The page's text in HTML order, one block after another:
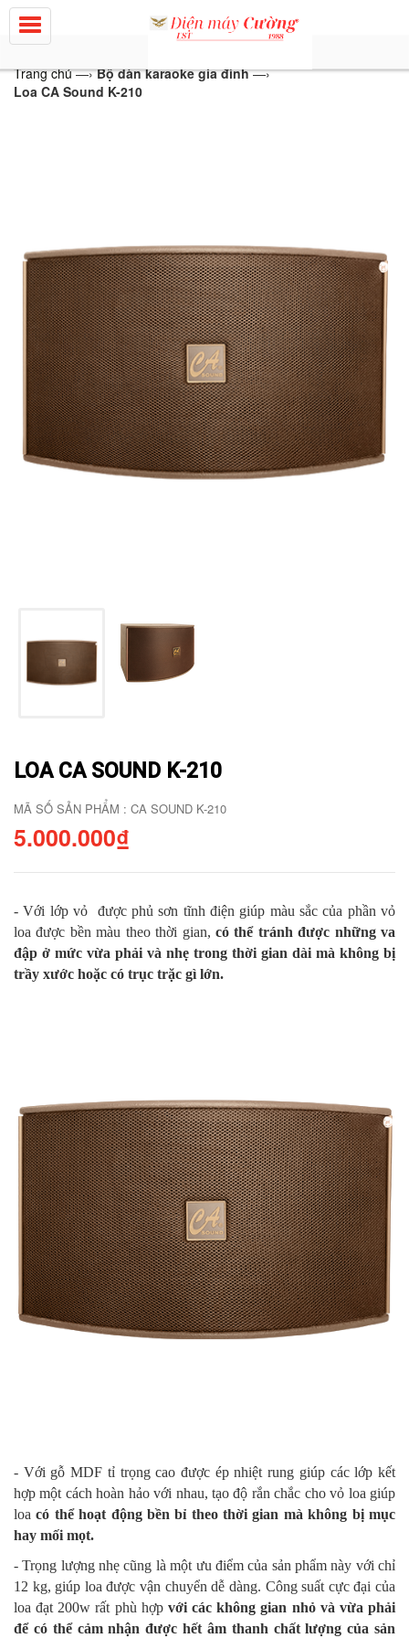
Trang chủ—› Bộ dàn karaoke gia đình—›
Loa CA Sound K-210
LOA CA SOUND K-210
MÃ SỐ SẢN PHẨM : CA SOUND K-210
5.000.000₫
- Với lớp vỏ được phủ sơn tĩnh điện giúp màu sắc của phần vỏ
loa được bền màu theo thời gian, có thể tránh được những va
đập ở mức vừa phải và nhẹ trong thời gian dài mà không bị
trầy xước hoặc có trục trặc gì lớn.
- Với gỗ MDF tỉ trọng cao được ép nhiệt rung giúp các lớp kết
hợp một cách hoàn hảo với nhau, tạo độ rắn chắc cho vỏ loa giúp
loacó thể hoạt động bền bỉ theo thời gian mà không bị mục
hay mối mọt.
- Trọng lượng nhẹ cũng là một ưu điểm của sản phẩm này với chỉ
12 kg, giúp loa được vận chuyển dễ dàng. Công suất cực đại của
loa đạt 200w rất phù hợp với các không gian nhỏ và vừa phải
để có thể cảm nhận được hết âm thanh chất lượng của sản